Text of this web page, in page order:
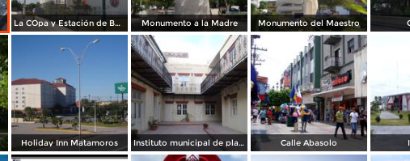
La COpa y Estación de Bomberos Monumento a la Madre Monumento del Maestro
Holiday Inn Matamoros Instituto municipal de planeación Calle Abasolo